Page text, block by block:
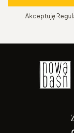
Akceptuję